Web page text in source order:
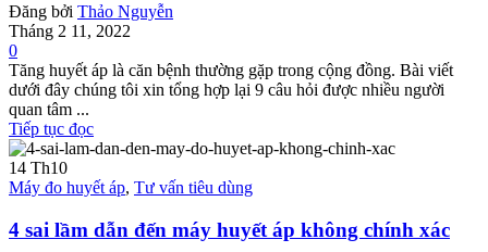
Đăng bởi Thảo Nguyễn
Tháng 2 11, 2022
0
Tăng huyết áp là căn bệnh thường gặp trong cộng đồng. Bài viết
dưới đây chúng tôi xin tổng hợp lại 9 câu hỏi được nhiều người
quan tâm ...
Tiếp tục đọc
14 Th10
Máy đo huyết áp, Tư vấn tiêu dùng
4 sai lầm dẫn đến máy huyết áp không chính xác